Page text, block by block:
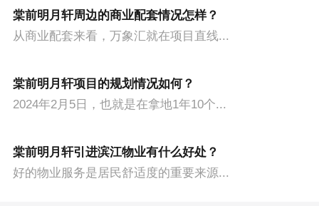
棠前明月轩周边的商业配套情况怎样？
从商业配套来看，万象汇就在项目直线...
棠前明月轩项目的规划情况如何？
2024年2月5日，也就是在拿地1年10个...
棠前明月轩引进滨江物业有什么好处？
好的物业服务是居民舒适度的重要来源...